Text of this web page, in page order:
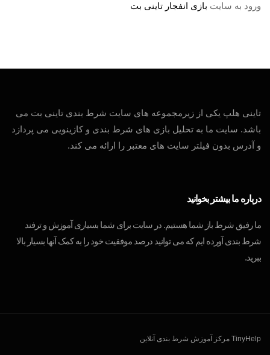
ورود به سایت بازی انفجار تاینی بت
تاینی هلپ یکی از زیرمجموعه های سایت شرط بندی تاینی بت می
باشد. سایت ما به تحلیل بازی های شرط بندی و کازینویی می پردازد
و آدرس بدون فیلتر سایت های معتبر را ارائه می کند.
درباره ما بیشتر بخوانید
ما رفیق شرط باز شما هستیم. در سایت برای شما بسیاری آموزش و ترفند
شرط بندی آورده ایم که می توانید درصد موفقیت خود را به کمک آنها بسیار بالا
ببرید.
TinyHelp مرکز آموزش شرط بندی آنلاین